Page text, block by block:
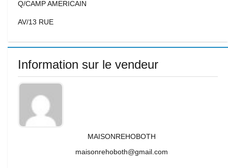
Q/CAMP AMERICAIN
AV/13 RUE
Information sur le vendeur
MAISONREHOBOTH
maisonrehoboth@gmail.com